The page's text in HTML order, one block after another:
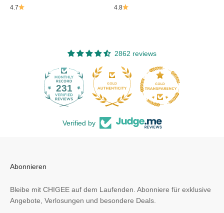
4.7 4.8
2862 reviews
231
Verified by
Abonnieren
Bleibe mit CHIGEE auf dem Laufenden. Abonniere für exklusive
Angebote, Verlosungen und besondere Deals.